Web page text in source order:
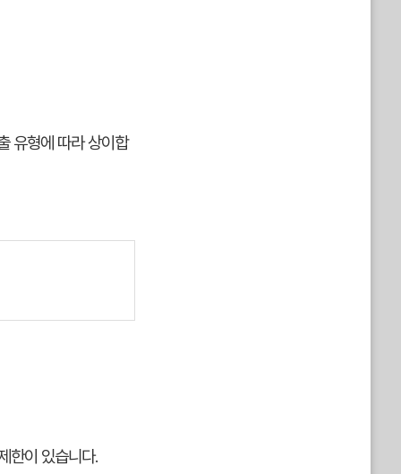
유형에 따라 상이합
한이 있습니다.